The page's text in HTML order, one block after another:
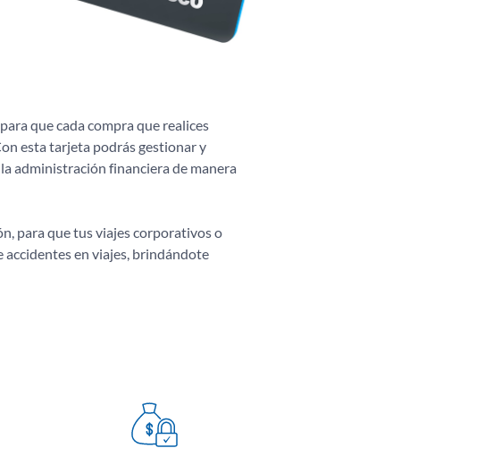
que cada compra que realices
esta tarjeta podrás gestionar y
administración financiera de manera
para que tus viajes corporativos o
accidentes en viajes, brindándote